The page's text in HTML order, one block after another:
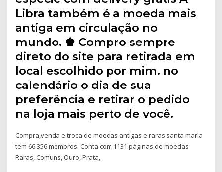
Libra também é a moeda mais
antiga em circulação no
mundo. ♚ Compro sempre
direto do site para retirada em
local escolhido por mim. no
calendário o dia de sua
preferência e retirar o pedido
na loja mais perto de você.
Compra,venda e troca de moedas antigas e raras santa maria
tem 66.356 membros. Conta com 1131 páginas de moedas
Raras, Comuns, Ouro, Prata,